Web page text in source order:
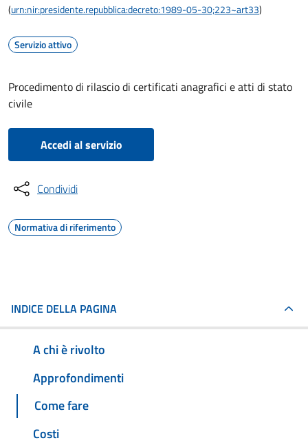
(urn:nir:presidente.repubblica:decreto:1989-05-30;223~art33)
Servizio attivo
Procedimento di rilascio di certificati anagrafici e atti di stato
civile
Accedi al servizio
Condividi
Normativa di riferimento
INDICE DELLA PAGINA
A chi è rivolto
Approfondimenti
Come fare
Costi